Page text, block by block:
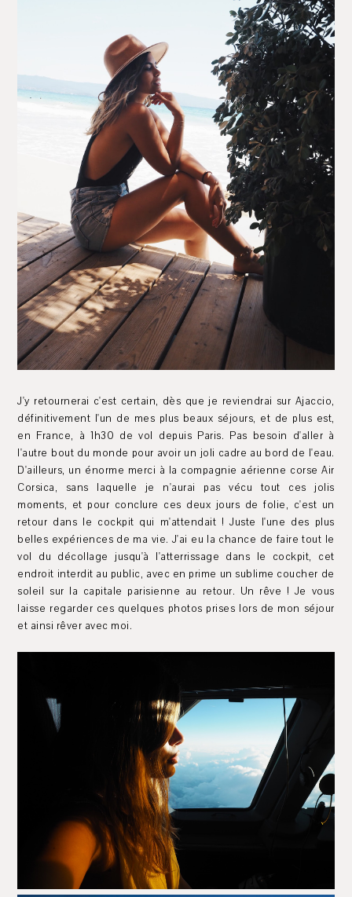
J'y retournerai c'est certain, dès que je reviendrai sur Ajaccio,
définitivement l'un de mes plus beaux séjours, et de plus est,
en France, à 1h30 de vol depuis Paris. Pas besoin d'aller à
l'autre bout du monde pour avoir un joli cadre au bord de l'eau.
D'ailleurs, un énorme merci à la compagnie aérienne corse Air
Corsica, sans laquelle je n'aurai pas vécu tout ces jolis
moments, et pour conclure ces deux jours de folie, c'est un
retour dans le cockpit qui m'attendait ! Juste l'une des plus
belles expériences de ma vie. J'ai eu la chance de faire tout le
vol du décollage jusqu'à l'atterrissage dans le cockpit, cet
endroit interdit au public, avec en prime un sublime coucher de
soleil sur la capitale parisienne au retour. Un rêve ! Je vous
laisse regarder ces quelques photos prises lors de mon séjour
et ainsi rêver avec moi.